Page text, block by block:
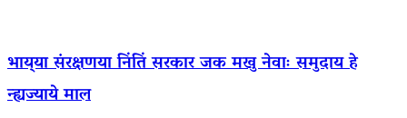
भाय्‌या संरक्षणया निंतिं सरकार जक मखु नेवाः समुदाय हे
न्ह्यज्याये माल